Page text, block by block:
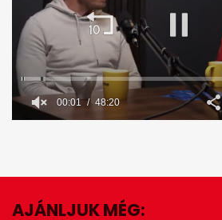
minutes,
seconds
00:02 48:20
AJÁNLJUK MÉG: